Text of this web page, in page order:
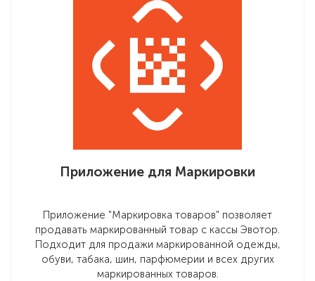
Приложение для Маркировки
Приложение "Маркировка товаров" позволяет
продавать маркированный товар с кассы Эвотор.
Подходит для продажи маркированной одежды,
обуви, табака, шин, парфюмерии и всех других
маркированных товаров.